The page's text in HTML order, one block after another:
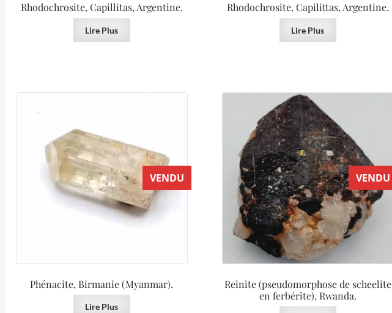
Rhodochrosite, Capillitas, Argentine.
Lire Plus
Rhodochrosite, Capilittas, Argentine.
Lire Plus
VENDU
Phénacite, Birmanie (Myanmar).
Lire Plus
VENDU
Reinite (pseudomorphose de scheelite
en ferbérite), Rwanda.